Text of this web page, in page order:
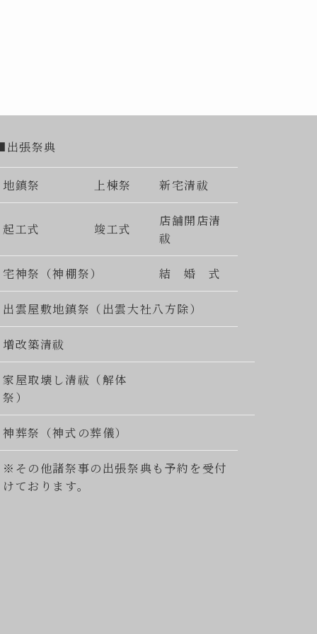
張祭典
地鎮祭 上棟祭 新宅清祓
起工式 竣工式
店舗開店清
祓
宅神祭（神棚祭） 結 婚 式
出雲屋敷地鎮祭（出雲大社八方除）
増改築清祓
家屋取壊し清祓（解体
祭）
神葬祭（神式の葬儀）
※その他諸祭事の出張祭典も予約を受付
けております。